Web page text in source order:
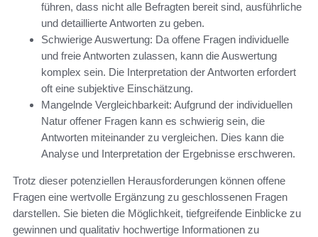
führen, dass nicht alle Befragten bereit sind, ausführliche
und detaillierte Antworten zu geben.
Schwierige Auswertung: Da offene Fragen individuelle
und freie Antworten zulassen, kann die Auswertung
komplex sein. Die Interpretation der Antworten erfordert
oft eine subjektive Einschätzung.
Mangelnde Vergleichbarkeit: Aufgrund der individuellen
Natur offener Fragen kann es schwierig sein, die
Antworten miteinander zu vergleichen. Dies kann die
Analyse und Interpretation der Ergebnisse erschweren.
Trotz dieser potenziellen Herausforderungen können offene
Fragen eine wertvolle Ergänzung zu geschlossenen Fragen
darstellen. Sie bieten die Möglichkeit, tiefgreifende Einblicke zu
gewinnen und qualitativ hochwertige Informationen zu